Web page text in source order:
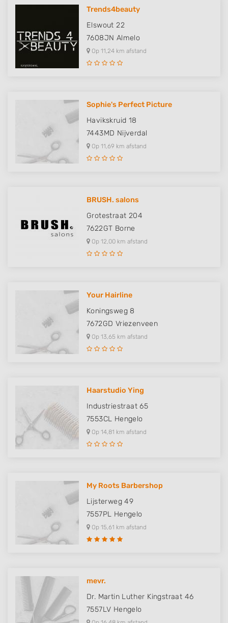
Trends4beauty
Elswout 22
7608JN Almelo
Op 11,24 km afstand
Sophie's Perfect Picture
Havikskruid 18
7443MD Nijverdal
Op 11,69 km afstand
BRUSH. salons
Grotestraat 204
7622GT Borne
Op 12,00 km afstand
Your Hairline
Koningsweg 8
7672GD Vriezenveen
Op 13,65 km afstand
Haarstudio Ying
Industriestraat 65
7553CL Hengelo
Op 14,81 km afstand
My Roots Barbershop
Lijsterweg 49
7557PL Hengelo
Op 15,61 km afstand
mevr.
Dr. Martin Luther Kingstraat 46
7557LV Hengelo